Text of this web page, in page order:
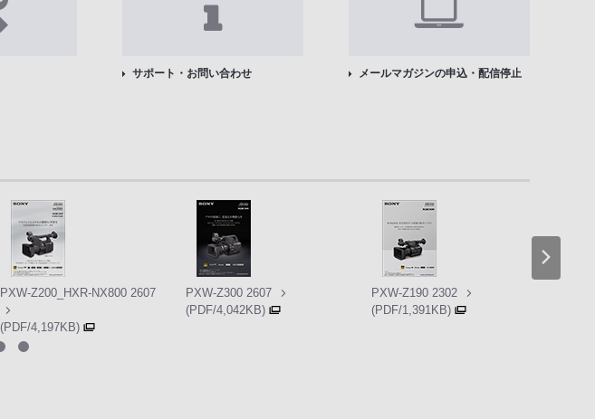
サポート・お問い合わせ メールマガジンの申込・配信停止
PXW-Z200_HXR-NX800 2607
(PDF/4,197KB)
PXW-Z300 2607
(PDF/4,042KB)
PXW-Z190 2302
(PDF/1,391KB)